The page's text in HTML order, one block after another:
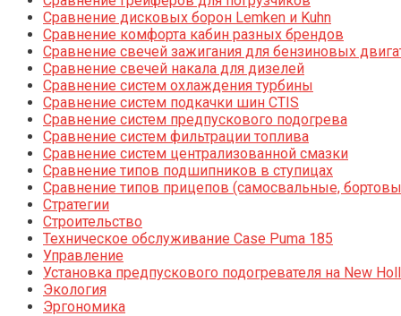
Сравнение дисковых борон Lemken и Kuhn
Сравнение комфорта кабин разных брендов
Сравнение свечей зажигания для бензиновых
Сравнение свечей накала для дизелей
Сравнение систем охлаждения турбины
Сравнение систем подкачки шин CTIS
Сравнение систем предпускового подогрева
Сравнение систем фильтрации топлива
Сравнение систем централизованной смазки
Сравнение типов подшипников в ступицах
Сравнение типов прицепов (самосвальные,
Стратегии
Строительство
Техническое обслуживание Case Puma 185
Управление
Установка предпускового подогревателя на New
Экология
Эргономика